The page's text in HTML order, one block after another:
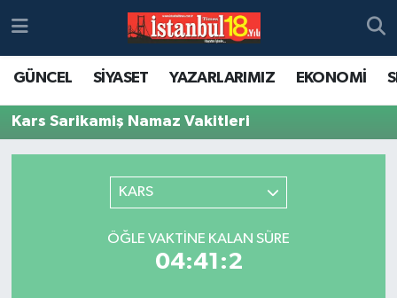
GÜNCEL SİYASET YAZARLARIMIZ EKONOMİ
Kars Sarikamiş Namaz Vakitleri
KARS
ÖĞLE VAKTINE KALAN SÜRE
04:41:2